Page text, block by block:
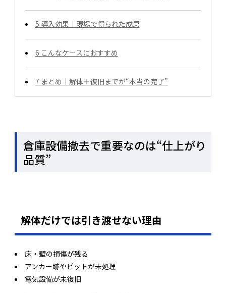
5 導入効果｜現場で得られた成果
6 こんなケースにおすすめ
7 まとめ｜解体＋復旧までが“本当の完了”
倉庫設備撤去で重要なのは“仕上がり
品質”
解体だけでは引き渡せない理由
床・壁の損傷が残る
アンカー跡やピットが未処理
電気設備が未復旧